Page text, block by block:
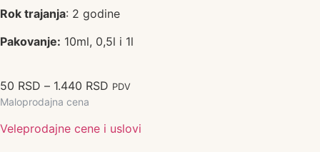
Rok trajanja: 2 godine
Pakovanje: 10ml, 0,5l i 1l
50 RSD – 1.440 RSD PDV
Maloprodajna cena
Veleprodajne cene i uslovi